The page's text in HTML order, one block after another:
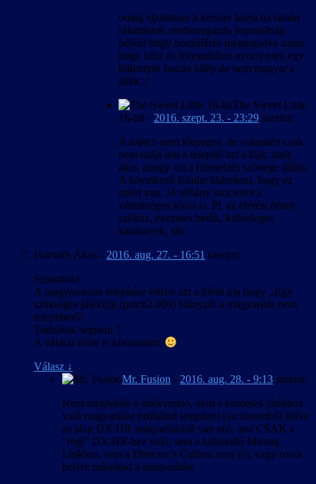
odáig eljutottam h kétszer kiírja ha simán
rákattintok rendszergazda jogosultság
nélkül hogy hozzáférés megtagadva aztán
hogy kész és folytatáshoz nyomj meg egy
billentyűt faszán kilép de nem magyar a
játék :/
The Sweet Little
16-bit - 2016. szept. 23. - 23:29 szerint:
A GAMES nem lényeges, de valamiért csak
nem tudja írni a telepítő azt a fájlt, amit
akar, ahogy azt a hibajelzés szövege állítja.
A következő feladat kideríteni, hogy ez
miért van. Jó néhány oka lehet a
védettségen kívül is. Pl. az elérési útban
szóköz, ékezetes betűk, különleges
karakterek, stb.
Horváth Ákos - 2016. aug. 27. - 16:51 szerint:
Sziasztok!
A magyarosítás telepítése közbe azt a hibát írja hogy ,,Egy
szükséges játékfájl (patch2.000) hiányzik a magyarítás nem
telepíthető!
Tudnátok segiteni ?
A választ előre is köszönöm!
Válasz ↓
Mr. Fusion - 2016. aug. 28. - 9:13 szerint:
Nem megfelelő a játékverzió, nem a kérdéses játékhoz
való magyarítást próbálod telepíteni (az üzenetből ítélve
az alap DX:HR magyarításról van szó, ami CSAK a
“régi” DX:HR-hez való, sem a különálló Missng
Linkhez, sem a Director’s Cuthoz nem jó), vagy rossz
helyre másoltad a magyarítást.